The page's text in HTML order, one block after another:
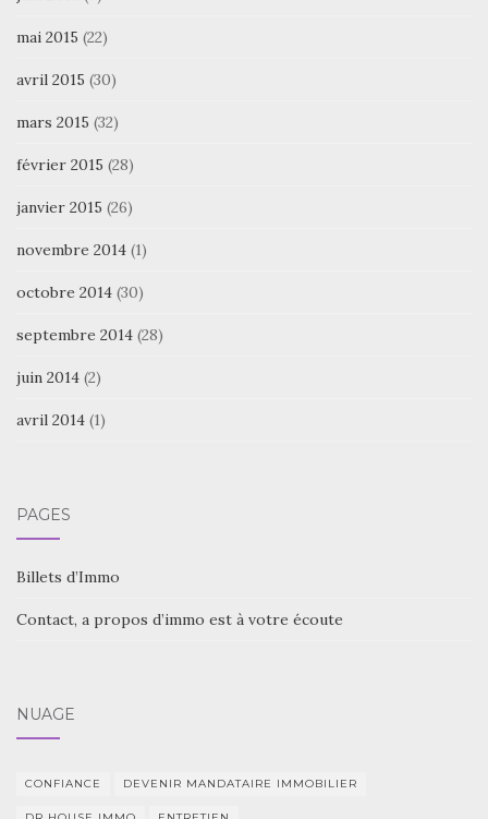
mai 2015 (22)
avril 2015 (30)
mars 2015 (32)
février 2015 (28)
janvier 2015 (26)
novembre 2014 (1)
octobre 2014 (30)
septembre 2014 (28)
juin 2014 (2)
avril 2014 (1)
PAGES
Billets d’Immo
Contact, a propos d’immo est à votre écoute
NUAGE
CONFIANCE DEVENIR MANDATAIRE IMMOBILIER